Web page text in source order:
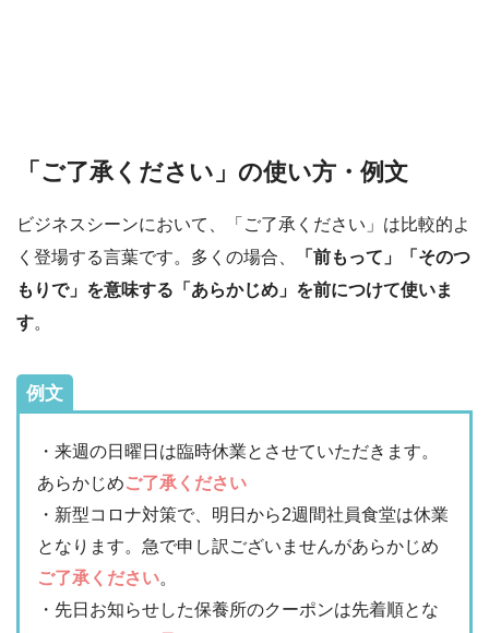
「ご了承ください」の使い方・例文
ビジネスシーンにおいて、「ご了承ください」は比較的よ
く登場する言葉です。多くの場合、
「前もって」「そのつ
もりで」を意味する「あらかじめ」を前につけて使いま
す。
例文
・来週の日曜日は臨時休業とさせていただきます。
あらかじめご了承ください
・新型コロナ対策で、明日から2週間社員食堂は休業
となります。急で申し訳ございませんがあらかじめ
ご了承ください。
・先日お知らせした保養所のクーポンは先着順とな